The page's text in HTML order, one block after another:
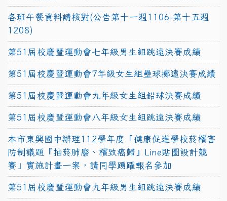
各班午餐資料請核對(公告第十一週1106-第十五週
1208)
第51屆校慶暨運動會七年級男生組跳遠決賽成績
第51屆校慶暨運動會7年級女生組壘球擲遠決賽成績
第51屆校慶暨運動會九年級女生組鉛球決賽成績
第51屆校慶暨運動會八年級女生組跳遠決賽成績
本市東興國中辦理112學年度「健康促進學校菸檳害
防制議題『抽菸肺廢、檳致癌歸』Line貼圖設計競
賽」實施計畫一案，請同學踴躍報名參加
第51屆校慶暨運動會九年級男生組跳遠決賽成績